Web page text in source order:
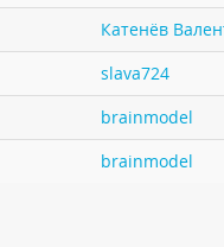
Катенёв
slava724
brainmodel
brainmodel